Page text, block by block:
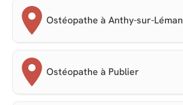
Ostéopathe à Anthy-sur-Léman
Ostéopathe à Publier